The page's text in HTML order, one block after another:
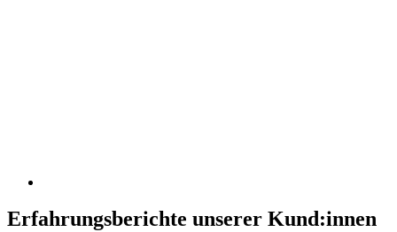
Erfahrungsberichte unserer Kund:innen